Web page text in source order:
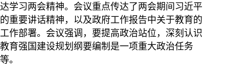
达学习两会精神。会议重点传达了两会期间习近平
的重要讲话精神，以及政府工作报告中关于教育的
工作部署。会议强调，要提高政治站位，深刻认识
教育强国建设规划纲要编制是一项重大政治任务
等。